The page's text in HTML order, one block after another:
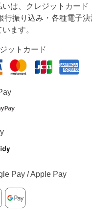
いは、クレジットカード
行振り込み・各種電子
ます。
ットカード
Pay / Apple Pay